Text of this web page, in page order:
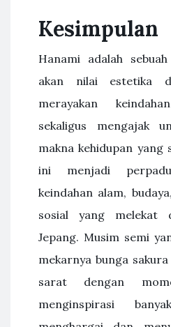
Kesimpulan
Hanami adalah
akan nilai estetika
merayakan
sekaligus mengajak
makna kehidupan yang
ini menjadi
keindahan alam,
sosial yang melekat
Jepang. Musim semi
mekarnya bunga
sarat dengan
menginspirasi